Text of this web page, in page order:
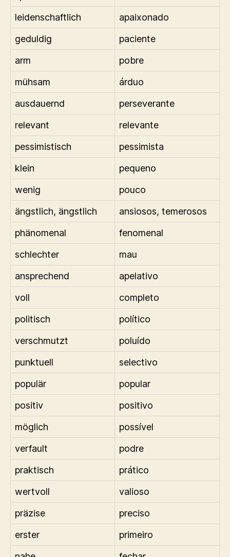
leidenschaftlich
apaixonado
geduldig
paciente
arm
pobre
mühsam
árduo
ausdauernd
perseverante
relevant
relevante
pessimistisch
pessimista
klein
pequeno
wenig
pouco
ängstlich, ängstlich
ansiosos, temerosos
phänomenal
fenomenal
schlechter
mau
ansprechend
apelativo
voll
completo
politisch
político
verschmutzt
poluído
punktuell
selectivo
populär
popular
positiv
positivo
möglich
possível
verfault
podre
praktisch
prático
wertvoll
valioso
präzise
preciso
erster
primeiro